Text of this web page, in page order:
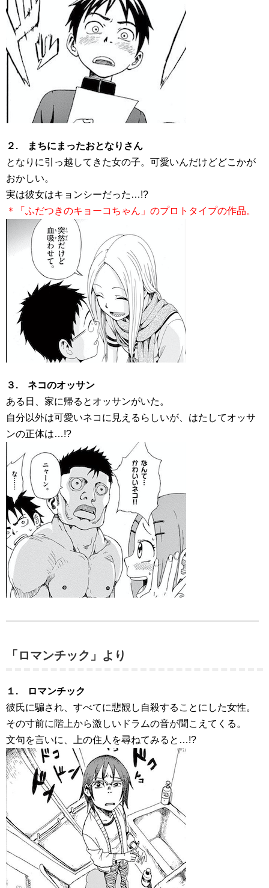
２. まちにまったおとなりさん
となりに引っ越してきた女の子。可愛いんだけどどこかが
おかしい。
実は彼女はキョンシーだった…!?
＊「ふだつきのキョーコちゃん」のプロトタイプの作品。
３. ネコのオッサン
ある日、家に帰るとオッサンがいた。
自分以外は可愛いネコに見えるらしいが、はたしてオッサ
ンの正体は…!?
「ロマンチック」より
１. ロマンチック
彼氏に騙され、すべてに悲観し自殺することにした女性。
その寸前に階上から激しいドラムの音が聞こえてくる。
文句を言いに、上の住人を尋ねてみると…!?